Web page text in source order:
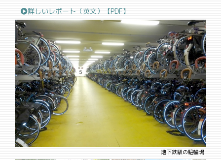
詳しいレポート（英文）【PDF】
地下鉄駅の駐輪場